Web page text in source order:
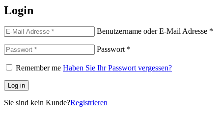
Login
Benutzername oder E-Mail Adresse *
Passwort *
Remember me Haben Sie Ihr Passwort vergessen?
Log in
Sie sind kein Kunde?Registrieren